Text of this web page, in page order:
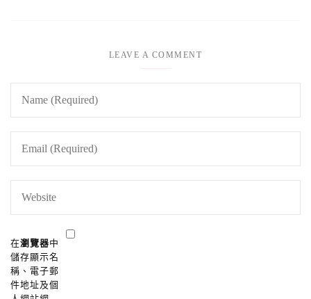
LEAVE A COMMENT
在瀏覽器中
儲存顯示名
稱、電子郵
件地址及個